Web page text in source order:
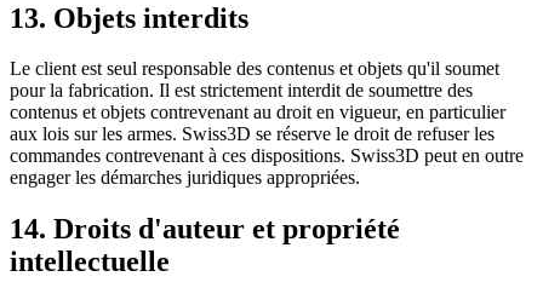
13. Objets interdits
Le client est seul responsable des contenus et objets qu'il soumet
pour la fabrication. Il est strictement interdit de soumettre des
contenus et objets contrevenant au droit en vigueur, en particulier
aux lois sur les armes. Swiss3D se réserve le droit de refuser les
commandes contrevenant à ces dispositions. Swiss3D peut en outre
engager les démarches juridiques appropriées.
14. Droits d'auteur et propriété
intellectuelle